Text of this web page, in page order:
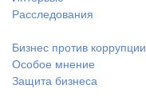
Расследования
Бизнес против коррупции
Особое мнение
Защита бизнеса